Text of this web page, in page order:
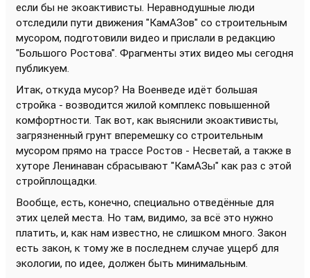
если бы не экоактивисты. Неравнодушные люди
отследили пути движения "КамАЗов" со строительным
мусором, подготовили видео и прислали в редакцию
"Большого Ростова". Фрагменты этих видео мы сегодня
публикуем.
Итак, откуда мусор? На Военведе идёт большая
стройка - возводится жилой комплекс повышенной
комфортности. Так вот, как выяснили экоактивисты,
загрязненный грунт вперемешку со строительным
мусором прямо на трассе Ростов - Несветай, а также в
хуторе Ленинаван сбрасывают "КамАЗы" как раз с этой
стройплощадки.
Вообще, есть, конечно, специально отведённые для
этих целей места. Но там, видимо, за всё это нужно
платить, и, как нам известно, не слишком много. Закон
есть закон, к тому же в последнем случае ущерб для
экологии, по идее, должен быть минимальным.